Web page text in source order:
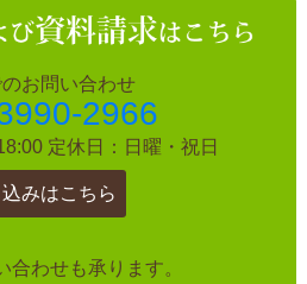
お問い合わせ
2966
定休日：日曜・祝日
みはこちら
合わせも承ります。